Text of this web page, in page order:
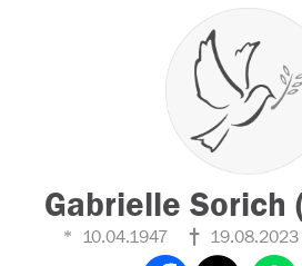
Gabrielle Sorich
10.04.1947 19.08.2023